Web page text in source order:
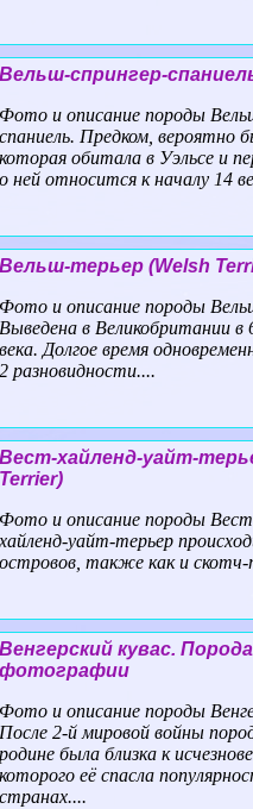
Вельш-спрингер-
Фото и описание породы
спаниель. Предком, вероятно
которая обитала в Уэльсе и
о ней относится к началу 14
Вельш-терьер (Welsh
Фото и описание породы
Выведена в Великобритании в
века. Долгое время
2 разновидности....
Вест-хайленд-уайт-
Terrier)
Фото и описание породы
хайленд-уайт-терьер
островов, также как и скотч-
Венгерский кувас.
фотографии
Фото и описание породы
После 2-й мировой войны
родине была близка к
которого её спасла
странах....